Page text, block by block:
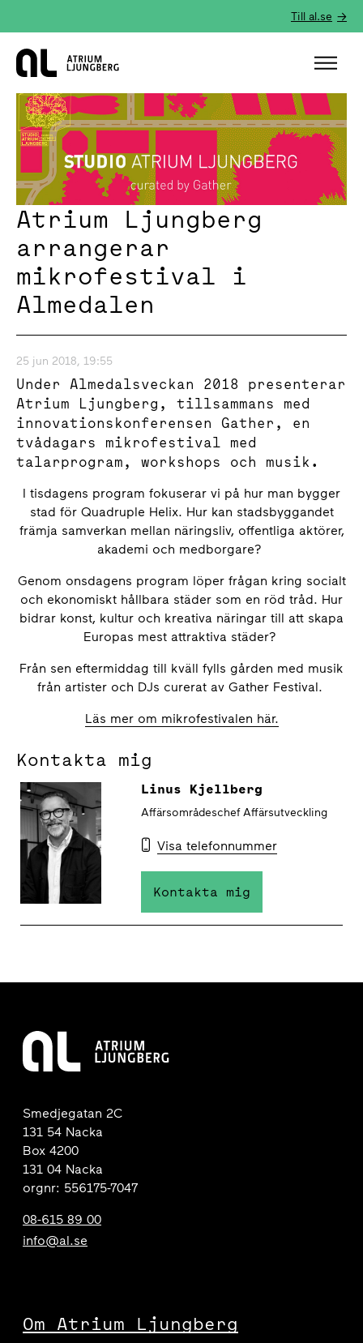
Till al.se
Hem
Atrium Ljungberg
arrangerar
mikrofestival i
Almedalen
25 jun 2018, 19:55
Under Almedalsveckan 2018 presenterar
Atrium Ljungberg, tillsammans med
innovationskonferensen Gather, en
tvådagars mikrofestival med
talarprogram, workshops och musik.
I tisdagens program fokuserar vi på hur man bygger
stad för Quadruple Helix. Hur kan stadsbyggandet
främja samverkan mellan näringsliv, offentliga aktörer,
akademi och medborgare?
Genom onsdagens program löper frågan kring socialt
och ekonomiskt hållbara städer som en röd tråd. Hur
bidrar konst, kultur och kreativa näringar till att skapa
Europas mest attraktiva städer?
Från sen eftermiddag till kväll fylls gården med musik
från artister och DJs curerat av Gather Festival.
Läs mer om mikrofestivalen här.
Kontakta mig
Linus Kjellberg
Affärsområdeschef Affärsutveckling
Visa telefonnummer
Kontakta mig
Smedjegatan 2C
131 54 Nacka
Box 4200
131 04 Nacka
orgnr: 556175-7047
08-615 89 00
info@al.se
Om Atrium Ljungberg